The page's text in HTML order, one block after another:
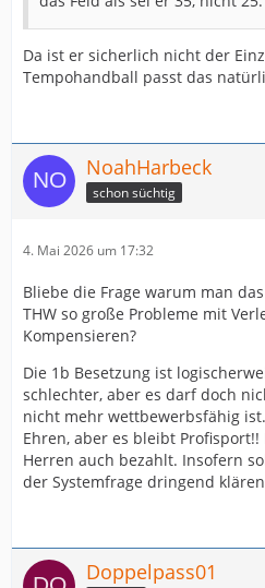
Da ist er sicherlich nicht der
Tempohandball passt das
NoahHarbeck
schon süchtig
4. Mai 2026 um 17:32
Bliebe die Frage warum man
THW so große Probleme mit
Kompensieren?
Die 1b Besetzung ist
schlechter, aber es darf doch
nicht mehr wettbewerbsfähig
Ehren, aber es bleibt
Herren auch bezahlt. Insofern
der Systemfrage dringend
Doppelpass01